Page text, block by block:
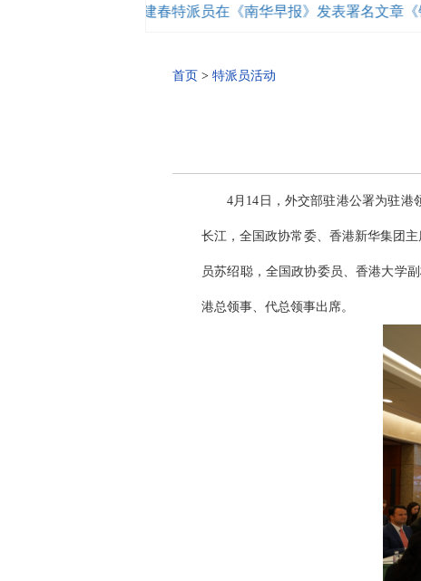
· 崔建春特派员在《南华早报》发表署名文章《锚
首页 > 特派员活动
4月14日，外交部驻港公署为驻
长江，全国政协常委、香港新华集团
员苏绍聪，全国政协委员、香港大学
港总领事、代总领事出席。